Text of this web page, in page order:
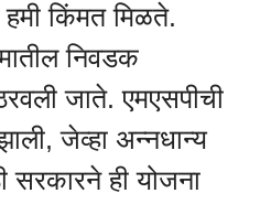
हमी किंमत मिळते.
निवडक
जाते. एमएसपीची
जेव्हा अन्नधान्य
सरकारने ही योजना